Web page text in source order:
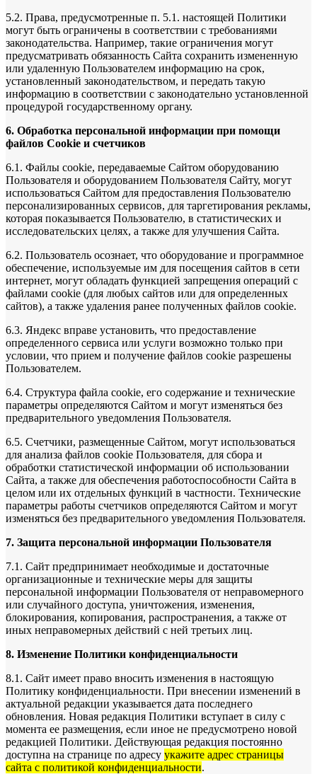
5.2. Права, предусмотренные п. 5.1. настоящей Политики
могут быть ограничены в соответствии с требованиями
законодательства. Например, такие ограничения могут
предусматривать обязанность Сайта сохранить измененную
или удаленную Пользователем информацию на срок,
установленный законодательством, и передать такую
информацию в соответствии с законодательно установленной
процедурой государственному органу.
6. Обработка персональной информации при помощи
файлов Cookie и счетчиков
6.1. Файлы cookie, передаваемые Сайтом оборудованию
Пользователя и оборудованием Пользователя Сайту, могут
использоваться Сайтом для предоставления Пользователю
персонализированных сервисов, для таргетирования рекламы,
которая показывается Пользователю, в статистических и
исследовательских целях, а также для улучшения Сайта.
6.2. Пользователь осознает, что оборудование и программное
обеспечение, используемые им для посещения сайтов в сети
интернет, могут обладать функцией запрещения операций с
файлами cookie (для любых сайтов или для определенных
сайтов), а также удаления ранее полученных файлов cookie.
6.3. Яндекс вправе установить, что предоставление
определенного сервиса или услуги возможно только при
условии, что прием и получение файлов cookie разрешены
Пользователем.
6.4. Структура файла cookie, его содержание и технические
параметры определяются Сайтом и могут изменяться без
предварительного уведомления Пользователя.
6.5. Счетчики, размещенные Сайтом, могут использоваться
для анализа файлов cookie Пользователя, для сбора и
обработки статистической информации об использовании
Сайта, а также для обеспечения работоспособности Сайта в
целом или их отдельных функций в частности. Технические
параметры работы счетчиков определяются Сайтом и могут
изменяться без предварительного уведомления Пользователя.
7. Защита персональной информации Пользователя
7.1. Сайт предпринимает необходимые и достаточные
организационные и технические меры для защиты
персональной информации Пользователя от неправомерного
или случайного доступа, уничтожения, изменения,
блокирования, копирования, распространения, а также от
иных неправомерных действий с ней третьих лиц.
8. Изменение Политики конфиденциальности
8.1. Сайт имеет право вносить изменения в настоящую
Политику конфиденциальности. При внесении изменений в
актуальной редакции указывается дата последнего
обновления. Новая редакция Политики вступает в силу с
момента ее размещения, если иное не предусмотрено новой
редакцией Политики. Действующая редакция постоянно
доступна на странице по адресу укажите адрес страницы
сайта с политикой конфиденциальности.